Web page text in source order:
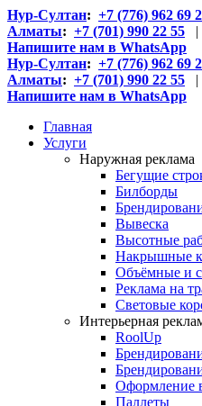
Нур-Султан: +7 (776) 962 69
Алматы: +7 (701) 990 22 55 |
Напишите нам в WhatsApp
Нур-Султан: +7 (776) 962 69
Алматы: +7 (701) 990 22 55 |
Напишите нам в WhatsApp
Главная
Услуги
Наружная реклама
Бегущие
Билборды
Вывеска
Высотные
Накрышные
Объёмные и
Реклама на
Световые
Интерьерная
RoolUp
Оформление
Паллеты